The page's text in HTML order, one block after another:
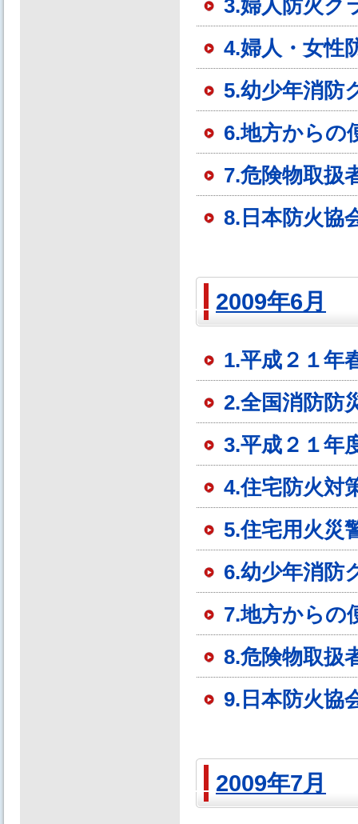
3.婦人防火ク
4.婦人・女性
5.幼少年消防
6.地方からの
7.危険物取扱
8.日本防火協
2009年6月
1.平成２１年
2.全国消防防
3.平成２１年
4.住宅防火対
5.住宅用火災
6.幼少年消防
7.地方からの
8.危険物取扱
9.日本防火協
2009年7月